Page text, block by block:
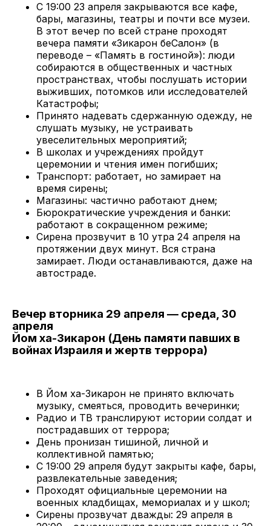
С 19:00 23 апреля закрываются все кафе,
бары, магазины, театры и почти все музеи.
В этот вечер по всей стране проходят
вечера памяти «Зикарон беСалон» (в
переводе – «Память в гостиной»): люди
собираются в общественных и частных
пространствах, чтобы послушать истории
выживших, потомков или исследователей
Катастрофы;
Принято надевать сдержанную одежду, не
слушать музыку, не устраивать
увеселительных мероприятий;
В школах и учреждениях пройдут
церемонии и чтения имен погибших;
Транспорт: работает, но замирает на
время сирены;
Магазины: частично работают днем;
Бюрократические учреждения и банки:
работают в сокращенном режиме;
Сирена прозвучит в 10 утра 24 апреля на
протяжении двух минут. Вся страна
замирает. Люди останавливаются, даже на
автостраде.
Вечер вторника 29 апреля — среда, 30
апреля
Йом ха-Зикарон (День памяти павших в
войнах Израиля и жертв террора)
В Йом ха-Зикарон не принято включать
музыку, смеяться, проводить вечеринки;
Радио и ТВ транслируют истории солдат и
пострадавших от террора;
День пронизан тишиной, личной и
коллективной памятью;
С 19:00 29 апреля будут закрыты кафе, бары,
развлекательные заведения;
Проходят официальные церемонии на
военных кладбищах, мемориалах и у школ;
Сирены прозвучат дважды: 29 апреля в